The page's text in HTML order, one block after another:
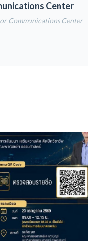
Center
Communications Center